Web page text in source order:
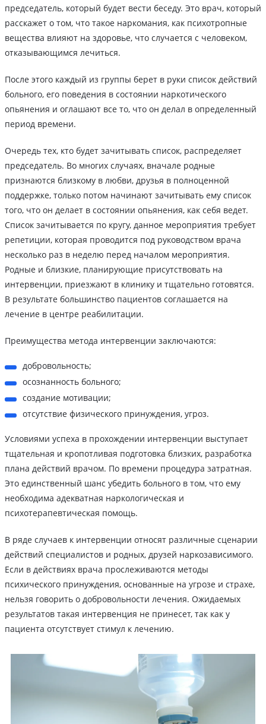
председатель, который будет вести беседу. Это врач, который
расскажет о том, что такое наркомания, как психотропные
вещества влияют на здоровье, что случается с человеком,
отказывающимся лечиться.
После этого каждый из группы берет в руки список действий
больного, его поведения в состоянии наркотического
опьянения и оглашают все то, что он делал в определенный
период времени.
Очередь тех, кто будет зачитывать список, распределяет
председатель. Во многих случаях, вначале родные
признаются близкому в любви, друзья в полноценной
поддержке, только потом начинают зачитывать ему список
того, что он делает в состоянии опьянения, как себя ведет.
Список зачитывается по кругу, данное мероприятия требует
репетиции, которая проводится под руководством врача
несколько раз в неделю перед началом мероприятия.
Родные и близкие, планирующие присутствовать на
интервенции, приезжают в клинику и тщательно готовятся.
В результате большинство пациентов соглашается на
лечение в центре реабилитации.
Преимущества метода интервенции заключаются:
добровольность;
осознанность больного;
создание мотивации;
отсутствие физического принуждения, угроз.
Условиями успеха в прохождении интервенции выступает
тщательная и кропотливая подготовка близких, разработка
плана действий врачом. По времени процедура затратная.
Это единственный шанс убедить больного в том, что ему
необходима адекватная наркологическая и
психотерапевтическая помощь.
В ряде случаев к интервенции относят различные сценарии
действий специалистов и родных, друзей наркозависимого.
Если в действиях врача прослеживаются методы
психического принуждения, основанные на угрозе и страхе,
нельзя говорить о добровольности лечения. Ожидаемых
результатов такая интервенция не принесет, так как у
пациента отсутствует стимул к лечению.